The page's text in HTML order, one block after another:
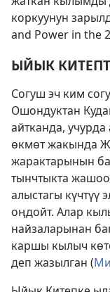
коркуунун
and Power in the
ЫЙЫК
Согуш эч ким
Ошондуктан
айтканда,
өкмөт жакында
жарактарынын
тынчтыкта
алыстагы
оңдойт. Алар
найзаларынан
каршы кылыч
деп жазылган (